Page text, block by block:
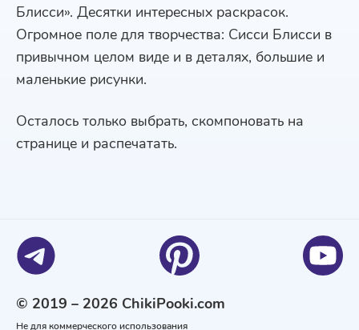
Блисси». Десятки интересных раскрасок.
Огромное поле для творчества: Сисси Блисси в
привычном целом виде и в деталях, большие и
маленькие рисунки.
Осталось только выбрать, скомпоновать на
странице и распечатать.
© 2019 – 2026 ChikiPooki.com
Не для коммерческого использования